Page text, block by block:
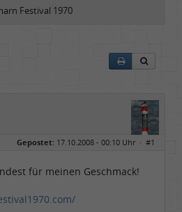
Festival 1970
Gepostet: 17.10.2008 - 00:10 Uhr · #1
für meinen Geschmack!